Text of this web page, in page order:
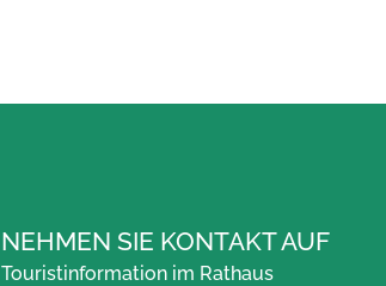
NEHMEN SIE KONTAKT AUF
Touristinformation im Rathaus